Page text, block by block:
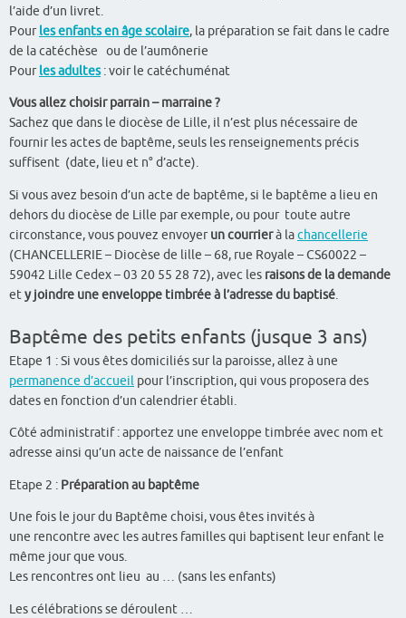
l’aide d’un livret.
Pour les enfants en âge scolaire, la préparation se fait dans le cadre
de la catéchèse ou de l’aumônerie
Pour les adultes: voir le catéchuménat
Vous allez choisir parrain – marraine ?
Sachez que dans le diocèse de Lille, il n’est plus nécessaire de
fournir les actes de baptême, seuls les renseignements précis
suffisent (date, lieu et n° d’acte).
Si vous avez besoin d’un acte de baptême, si le baptême a lieu en
dehors du diocèse de Lille par exemple, ou pour toute autre
circonstance, vous pouvez envoyerun courrierà lachancellerie
(CHANCELLERIE – Diocèse de lille – 68, rue Royale – CS60022 –
59042 Lille Cedex – 03 20 55 28 72), avec les raisons de la demande
ety joindre une enveloppe timbrée à l’adresse du baptisé.
Baptême des petits enfants (jusque 3 ans)
Etape 1 : Si vous êtes domiciliés sur la paroisse, allez à une
permanence d’accueil pour l’inscription, qui vous proposera des
dates en fonction d’un calendrier établi.
Côté administratif : apportez une enveloppe timbrée avec nom et
adresse ainsi qu’un acte de naissance de l’enfant
Etape 2 : Préparation au baptême
Une fois le jour du Baptême choisi, vous êtes invités à
une rencontre avec les autres familles qui baptisent leur enfant le
même jour que vous.
Les rencontres ont lieu au … (sans les enfants)
Les célébrations se déroulent …